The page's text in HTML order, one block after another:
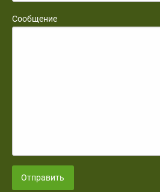
Сообщение
Отправить